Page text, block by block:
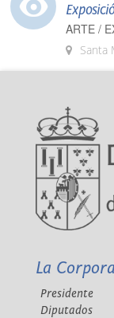
ARTE /
Santa
La
Presidente
Diputados